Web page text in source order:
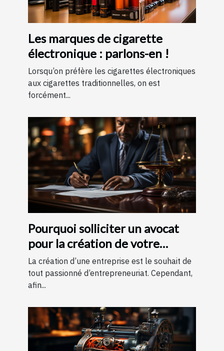
Les marques de cigarette
électronique : parlons-en !
Lorsqu’on préfère les cigarettes électroniques
aux cigarettes traditionnelles, on est
forcément...
Pourquoi solliciter un avocat
pour la création de votre
entreprise ?
La création d’une entreprise est le souhait de
tout passionné d’entrepreneuriat. Cependant,
afin...